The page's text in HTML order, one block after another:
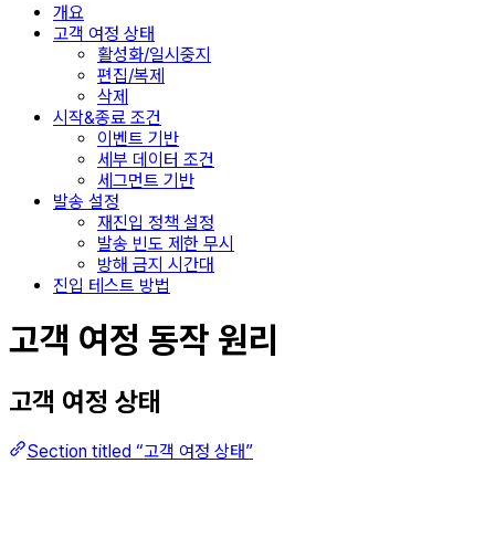
개요
고객 여정 상태
활성화/일시중지
편집/복제
삭제
시작&종료 조건
이벤트 기반
세부 데이터 조건
세그먼트 기반
발송 설정
재진입 정책 설정
발송 빈도 제한 무시
방해 금지 시간대
진입 테스트 방법
고객 여정 동작 원리
고객 여정 상태
Section titled “고객 여정 상태”